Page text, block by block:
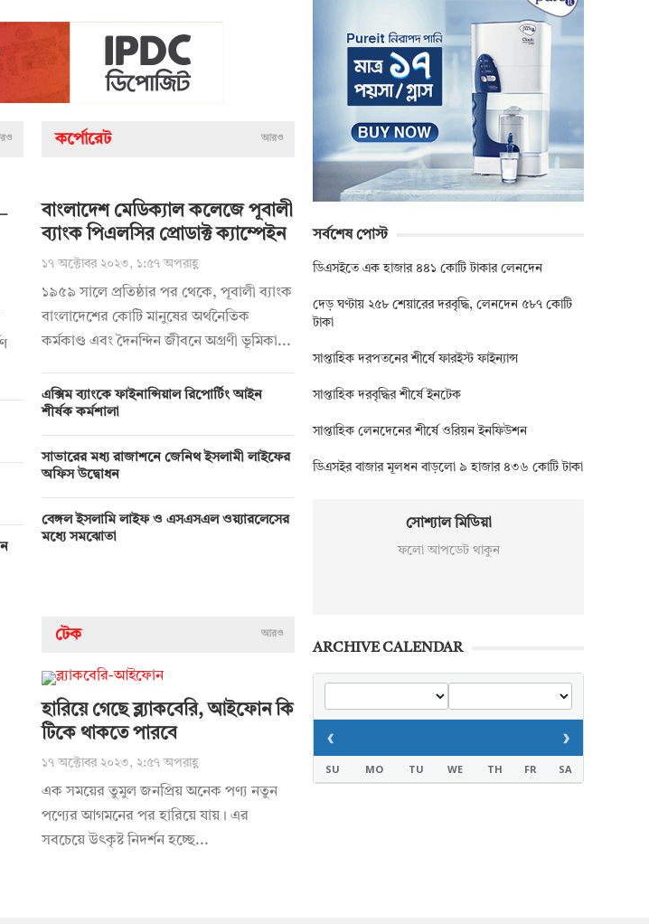
কর্পোরেট আরও
বাংলাদেশ মেডিক্যাল কলেজে পূবালী
ব্যাংক পিএলসির প্রোডাক্ট ক্যাম্পেইন
১৭ অক্টোবর ২০২৩, ১:৫৭ অপরাহ্ণ
১৯৫৯ সালে প্রতিষ্ঠার পর থেকে, পূবালী ব্যাংক
বাংলাদেশের কোটি মানুষের অর্থনৈতিক
কর্মকাণ্ড এবং দৈনন্দিন জীবনে অগ্রণী ভূমিকা...
এক্সিম ব্যাংকে ফাইনান্সিয়াল রিপোর্টিং আইন
শীর্ষক কর্মশালা
সাভারের মধ্য রাজাশনে জেনিথ ইসলামী লাইফের
অফিস উদ্বোধন
বেঙ্গল ইসলামি লাইফ ও এসএসএল ওয়্যারলেসের
মধ্যে সমঝোতা
টেক আরও
হারিয়ে গেছে ব্ল্যাকবেরি, আইফোন কি
টিকে থাকতে পারবে
১৭ অক্টোবর ২০২৩, ২:৫৭ অপরাহ্ণ
এক সময়ের তুমুল জনপ্রিয় অনেক পণ্য নতুন
পণ্যের আগমনের পর হারিয়ে যায়। এর
সবচেয়ে উৎকৃষ্ট নিদর্শন হচ্ছে...
সর্বশেষ পোস্ট
ডিএসইতে এক হাজার ৪৪১ কোটি টাকার লেনদেন
দেড় ঘণ্টায় ২৫৮ শেয়ারের দরবৃদ্ধি, লেনদেন ৫৮৭ কোটি
টাকা
সাপ্তাহিক দরপতনের শীর্ষে ফারইস্ট ফাইন্যান্স
সাপ্তাহিক দরবৃদ্ধির শীর্ষে ইনটেক
সাপ্তাহিক লেনদেনের শীর্ষে ওরিয়ন ইনফিউশন
ডিএসইর বাজার মূলধন বাড়লো ৯ হাজার ৪৩৬ কোটি টাকা
সোশ্যাল মিডিয়া
ফলো আপডেট থাকুন
ARCHIVE CALENDAR
‹ ›
SU MO TU WE TH FR SA